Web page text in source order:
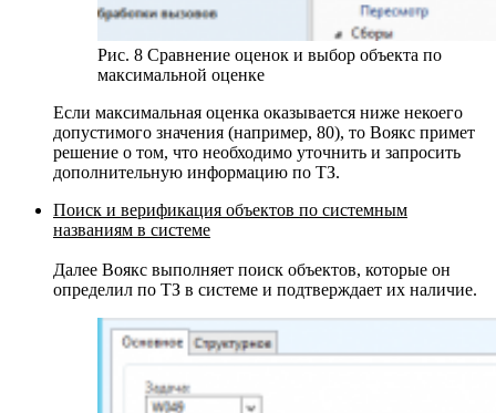
Рис. 8 Сравнение оценок и выбор объекта по
максимальной оценке
Если максимальная оценка оказывается ниже некоего
допустимого значения (например, 80), то Воякс примет
решение о том, что необходимо уточнить и запросить
дополнительную информацию по ТЗ.
Поиск и верификация объектов по системным
названиям в системе
Далее Воякс выполняет поиск объектов, которые он
определил по ТЗ в системе и подтверждает их наличие.